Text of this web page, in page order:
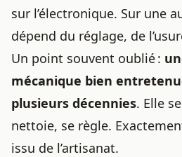
sur l’électronique. Sur une
dépend du réglage, de
Un point souvent oublié :
mécanique bien
plusieurs décennies. Elle
nettoie, se règle.
issu de l’artisanat.